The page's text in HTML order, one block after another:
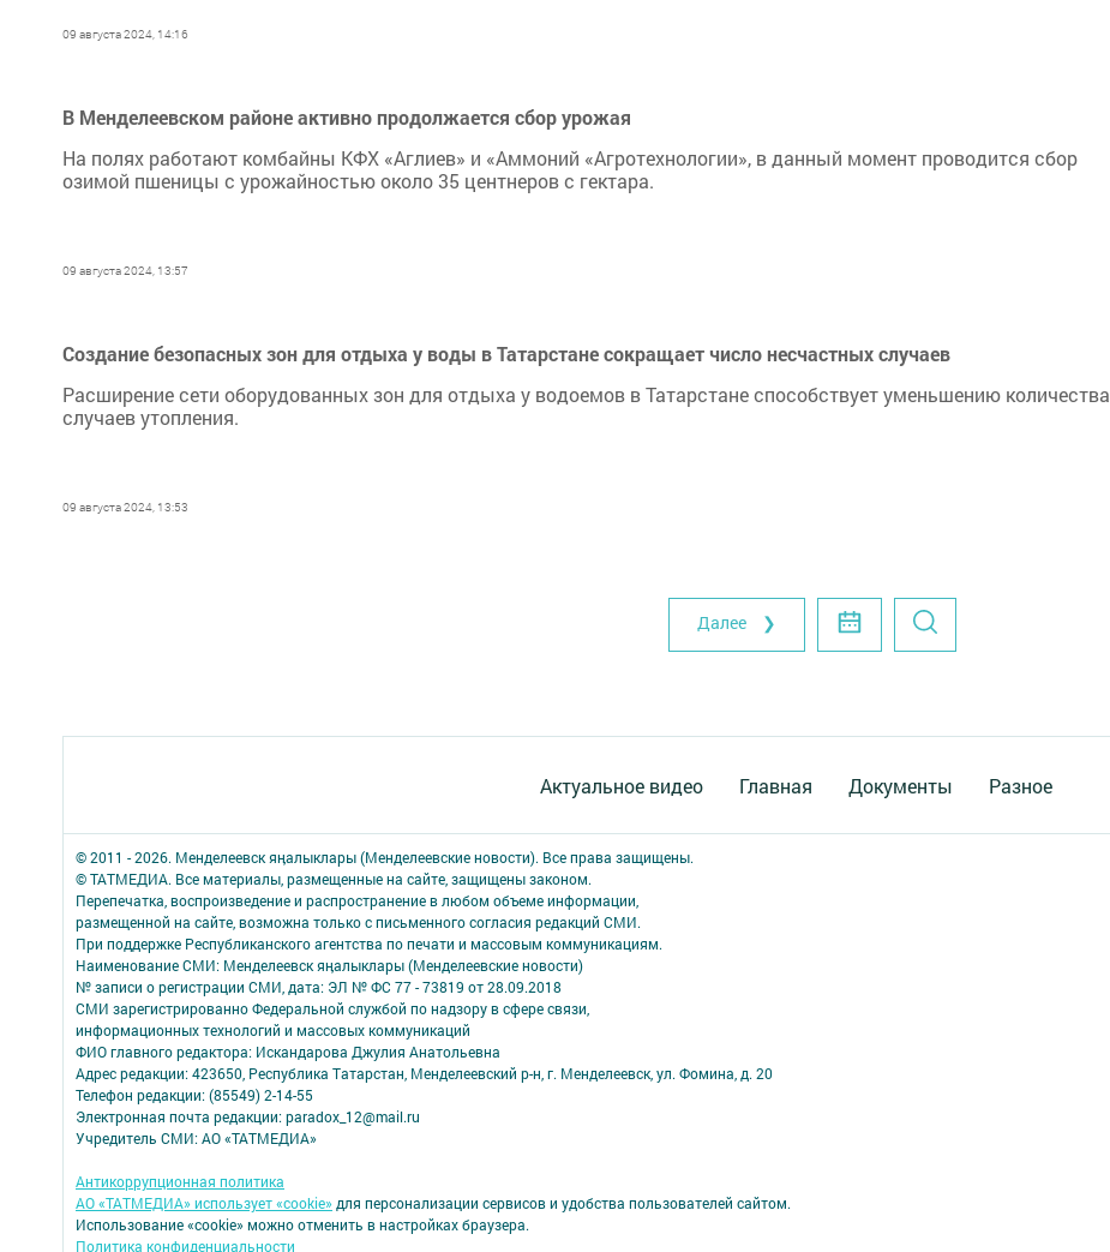
09 августа 2024, 14:16
В Менделеевском районе активно продолжается сбор урожая
На полях работают комбайны КФХ «Аглиев» и «Аммоний «Агротехнологии», в данный момент проводится сбор
озимой пшеницы с урожайностью около 35 центнеров с гектара.
09 августа 2024, 13:57
Создание безопасных зон для отдыха у воды в Татарстане сокращает число несчастных случаев
Расширение сети оборудованных зон для отдыха у водоемов в Татарстане способствует уменьшению количества
случаев утопления.
09 августа 2024, 13:53
Далее ❯
Актуальное видео Главная Документы Разное
© 2011 - 2026. Менделеевск яӊалыклары (Менделеевские новости). Все права защищены.
© ТАТМЕДИА. Все материалы, размещенные на сайте, защищены законом.
Перепечатка, воспроизведение и распространение в любом объеме информации,
размещенной на сайте, возможна только с письменного согласия редакций СМИ.
При поддержке Республиканского агентства по печати и массовым коммуникациям.
Наименование СМИ: Менделеевск яӊалыклары (Менделеевские новости)
№ записи о регистрации СМИ, дата: ЭЛ № ФС 77 - 73819 от 28.09.2018
СМИ зарегистрированно Федеральной службой по надзору в сфере связи,
информационных технологий и массовых коммуникаций
ФИО главного редактора: Искандарова Джулия Анатольевна
Адрес редакции: 423650, Республика Татарстан, Менделеевский р-н, г. Менделеевск, ул. Фомина, д. 20
Телефон редакции: (85549) 2-14-55
Электронная почта редакции: paradox_12@mail.ru
Учредитель СМИ: АО «ТАТМЕДИА»
Антикоррупционная политика
АО «ТАТМЕДИА» использует «cookie» для персонализации сервисов и удобства пользователей сайтом.
Использование «cookie» можно отменить в настройках браузера.
Политика конфиденциальности